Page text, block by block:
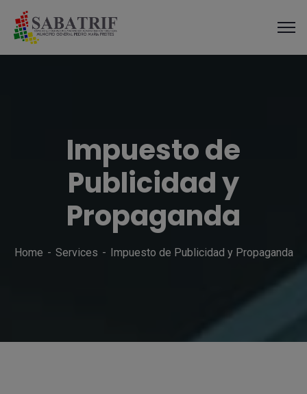
Impuesto de
Publicidad y
Propaganda
Home Services Impuesto de Publicidad y Propaganda